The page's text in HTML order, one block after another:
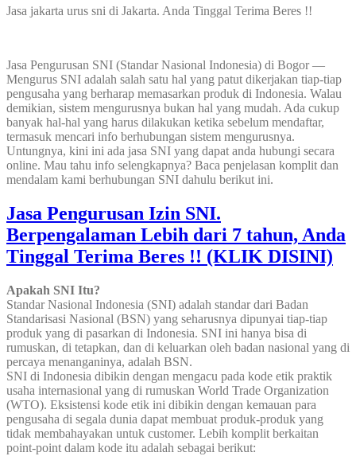
Jasa jakarta urus sni di Jakarta. Anda Tinggal Terima Beres !!
Jasa Pengurusan SNI (Standar Nasional Indonesia) di Bogor —
Mengurus SNI adalah salah satu hal yang patut dikerjakan tiap-tiap
pengusaha yang berharap memasarkan produk di Indonesia. Walau
demikian, sistem mengurusnya bukan hal yang mudah. Ada cukup
banyak hal-hal yang harus dilakukan ketika sebelum mendaftar,
termasuk mencari info berhubungan sistem mengurusnya.
Untungnya, kini ini ada jasa SNI yang dapat anda hubungi secara
online. Mau tahu info selengkapnya? Baca penjelasan komplit dan
mendalam kami berhubungan SNI dahulu berikut ini.
Jasa Pengurusan Izin SNI.
Berpengalaman Lebih dari 7 tahun, Anda
Tinggal Terima Beres !! (KLIK DISINI)
Apakah SNI Itu?
Standar Nasional Indonesia (SNI) adalah standar dari Badan
Standarisasi Nasional (BSN) yang seharusnya dipunyai tiap-tiap
produk yang di pasarkan di Indonesia. SNI ini hanya bisa di
rumuskan, di tetapkan, dan di keluarkan oleh badan nasional yang di
percaya menanganinya, adalah BSN.
SNI di Indonesia dibikin dengan mengacu pada kode etik praktik
usaha internasional yang di rumuskan World Trade Organization
(WTO). Eksistensi kode etik ini dibikin dengan kemauan para
pengusaha di segala dunia dapat membuat produk-produk yang
tidak membahayakan untuk customer. Lebih komplit berkaitan
point-point dalam kode itu adalah sebagai berikut: